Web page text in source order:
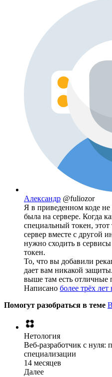
Александр @fuliozor
Я в приведенном коде не
была на сервере. Когда
специальный токен,
сервер вместе с другой
нужно сходить в
токен.
То, что вы добавили
дает вам никакой
выше там есть отличные
Написано более трёх лет
Помогут разобраться в теме
Нетология
Веб-разработчик с нуля:
специализации
14 месяцев
Далее